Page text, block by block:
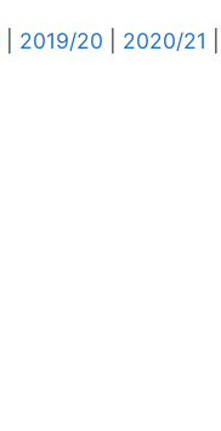
2019/20 2020/21